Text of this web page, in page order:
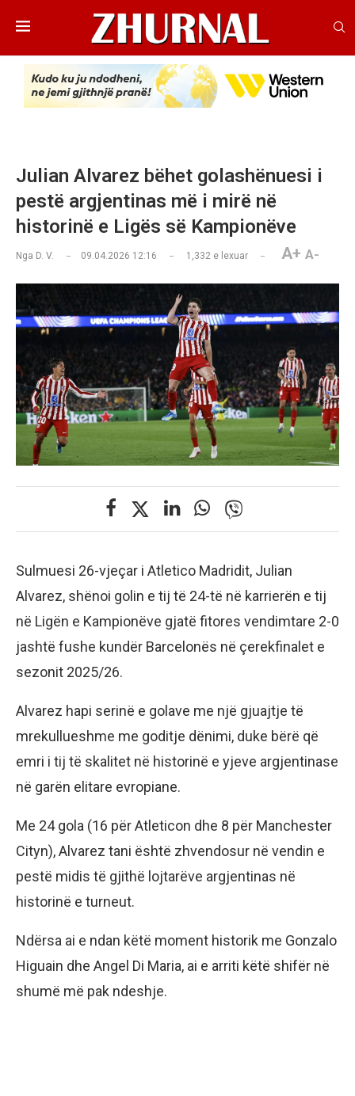
Julian Alvarez bëhet golashënuesi i
pestë argjentinas më i mirë në
historinë e Ligës së Kampionëve
Nga D. V. 09.04.2026 12:16 1,332 e lexuar A+ A-
Sulmuesi 26-vjeçar i Atletico Madridit, Julian
Alvarez, shënoi golin e tij të 24-të në karrierën e tij
në Ligën e Kampionëve gjatë fitores vendimtare 2-0
jashtë fushe kundër Barcelonës në çerekfinalet e
sezonit 2025/26.
Alvarez hapi serinë e golave me një gjuajtje të
mrekullueshme me goditje dënimi, duke bërë që
emri i tij të skalitet në historinë e yjeve argjentinase
në garën elitare evropiane.
Me 24 gola (16 për Atleticon dhe 8 për Manchester
Cityn), Alvarez tani është zhvendosur në vendin e
pestë midis të gjithë lojtarëve argjentinas në
historinë e turneut.
Ndërsa ai e ndan këtë moment historik me Gonzalo
Higuain dhe Angel Di Maria, ai e arriti këtë shifër në
shumë më pak ndeshje.